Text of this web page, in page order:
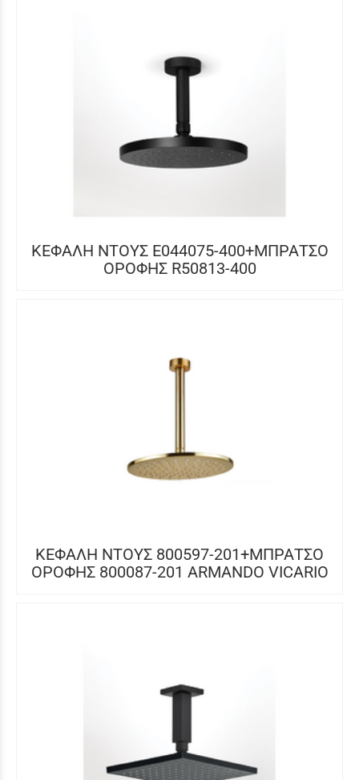
ΚΕΦΑΛΗ ΝΤΟΥΣ E044075-400+ΜΠΡΑΤΣΟ
ΟΡΟΦΗΣ R50813-400
ΚΕΦΑΛΗ ΝΤΟΥΣ 800597-201+ΜΠΡΑΤΣΟ
ΟΡΟΦΗΣ 800087-201 ARMANDO VICARIO